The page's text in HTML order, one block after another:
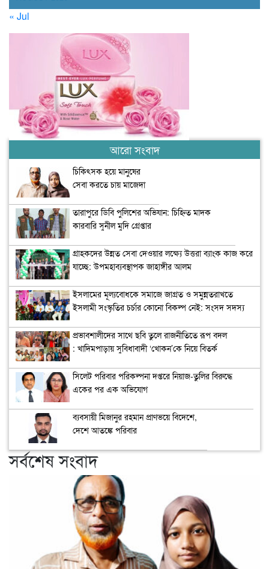
« Jul
আরো সংবাদ
চিকিৎসক হয়ে মানুষের
সেবা করতে চায় মাজেদা
তারাপুরে ডিবি পুলিশের অভিযান: চিহ্নিত মাদক
কারবারি সুনীল মুদি গ্রেপ্তার
গ্রাহকদের উন্নত সেবা দেওয়ার লক্ষ্যে উত্তরা ব্যাংক কাজ করে
যাচ্ছে: উপমহাব্যবস্থাপক জাহাঙ্গীর আলম
ইসলামের মূল্যবোধকে সমাজে জাগ্রত ও সমুন্নতরাখতে
ইসলামী সংস্কৃতির চর্চার কোনো বিকল্প নেই: সংসদ সদস্য
প্রভাবশালীদের সাথে ছবি তুলে রাজনীতিতে রূপ বদল
: খাদিমপাড়ায় সুবিধাবাদী ‘খোকন’কে নিয়ে বিতর্ক
সিলেট পরিবার পরিকল্পনা দপ্তরে নিয়াজ-তুলির বিরুদ্ধে
একের পর এক অভিযোগ
ব্যবসায়ী মিজানুর রহমান প্রাণভয়ে বিদেশে,
দেশে আতঙ্কে পরিবার
সর্বশেষ সংবাদ